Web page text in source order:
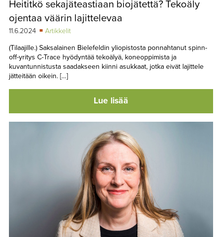
TAPAHTUMAT
YHTEYSTIEDOT
Heititkö sekajäteastiaan biojätettä? Tekoäly
ojentaa väärin lajittelevaa
11.6.2024
Artikkelit
(Tilaajille.) Saksalainen Bielefeldin yliopistosta ponnahtanut spinn-
off-yritys C-Trace hyödyntää tekoälyä, koneoppimista ja
kuvantunnistusta saadakseen kiinni asukkaat, jotka eivät lajittele
jätteitään oikein. […]
Lue lisää